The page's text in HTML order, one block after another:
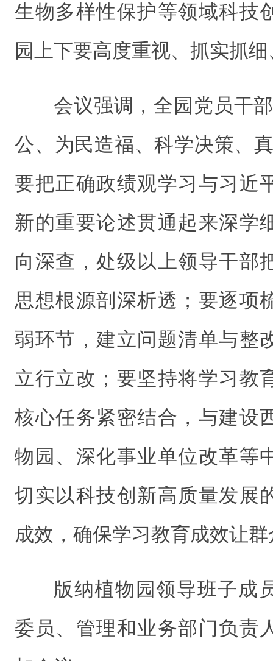
生物多样性保护等领域科技
园上下要高度重视、抓实抓
会议强调，全园党员干
公、为民造福、科学决策、
要把正确政绩观学习与习近
新的重要论述贯通起来深学
向深查，处级以上领导干部
思想根源剖深析透；要逐项
弱环节，建立问题清单与整
立行立改；要坚持将学习教
核心任务紧密结合，与建设
物园、深化事业单位改革等
切实以科技创新高质量发展
成效，确保学习教育成效让
版纳植物园领导班子成
委员、管理和业务部门负责